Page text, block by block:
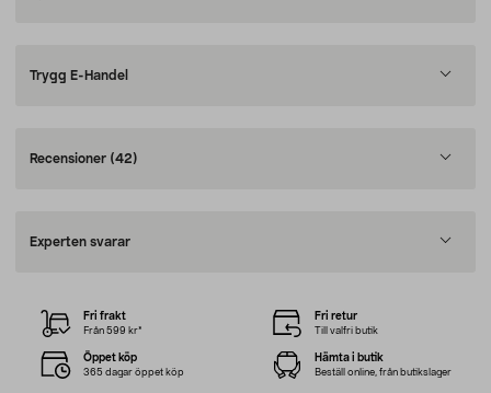
Trygg E-Handel
Recensioner (42)
Experten svarar
Fri frakt
Från 599 kr*
Fri retur
Till valfri butik
Öppet köp
365 dagar öppet köp
Hämta i butik
Beställ online, från butikslager